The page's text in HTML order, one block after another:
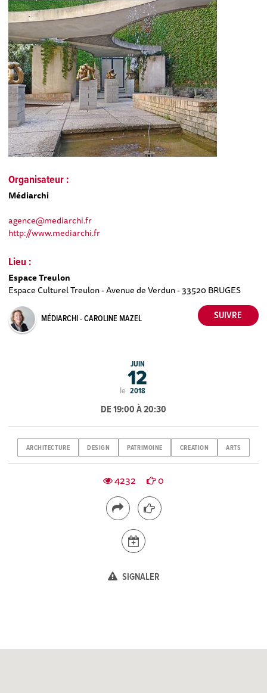
Organisateur :
Médiarchi
agence@mediarchi.fr
http://www.mediarchi.fr
Lieu :
Espace Treulon
Espace Culturel Treulon - Avenue de Verdun - 33520 BRUGES
MÉDIARCHI - CAROLINE MAZEL
le
JUIN
12
2018
DE 19:00 À 20:30
ARCHITECTURE DESIGN PATRIMOINE CREATION ARTS
4232 0
SIGNALER